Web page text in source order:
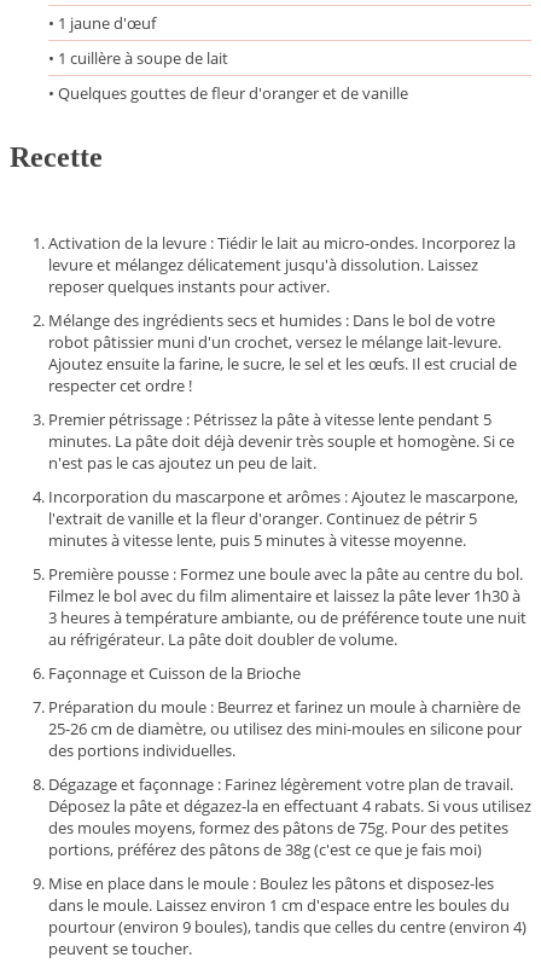
• 1 jaune d'œuf
• 1 cuillère à soupe de lait
• Quelques gouttes de fleur d'oranger et de vanille
Recette
Activation de la levure : Tiédir le lait au micro-ondes. Incorporez la
levure et mélangez délicatement jusqu'à dissolution. Laissez
reposer quelques instants pour activer.
Mélange des ingrédients secs et humides : Dans le bol de votre
robot pâtissier muni d'un crochet, versez le mélange lait-levure.
Ajoutez ensuite la farine, le sucre, le sel et les œufs. Il est crucial de
respecter cet ordre !
Premier pétrissage : Pétrissez la pâte à vitesse lente pendant 5
minutes. La pâte doit déjà devenir très souple et homogène. Si ce
n'est pas le cas ajoutez un peu de lait.
Incorporation du mascarpone et arômes : Ajoutez le mascarpone,
l'extrait de vanille et la fleur d'oranger. Continuez de pétrir 5
minutes à vitesse lente, puis 5 minutes à vitesse moyenne.
Première pousse : Formez une boule avec la pâte au centre du bol.
Filmez le bol avec du film alimentaire et laissez la pâte lever 1h30 à
3 heures à température ambiante, ou de préférence toute une nuit
au réfrigérateur. La pâte doit doubler de volume.
Façonnage et Cuisson de la Brioche
Préparation du moule : Beurrez et farinez un moule à charnière de
25-26 cm de diamètre, ou utilisez des mini-moules en silicone pour
des portions individuelles.
Dégazage et façonnage : Farinez légèrement votre plan de travail.
Déposez la pâte et dégazez-la en effectuant 4 rabats. Si vous utilisez
des moules moyens, formez des pâtons de 75g. Pour des petites
portions, préférez des pâtons de 38g (c'est ce que je fais moi)
Mise en place dans le moule : Boulez les pâtons et disposez-les
dans le moule. Laissez environ 1 cm d'espace entre les boules du
pourtour (environ 9 boules), tandis que celles du centre (environ 4)
peuvent se toucher.